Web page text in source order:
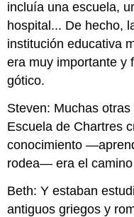
incluía una escuela,
hospital... De hecho,
institución educativa
era muy importante y
gótico.
Steven: Muchas
Escuela de Chartres
conocimiento
rodea— era el
Beth: Y estaban
antiguos griegos y